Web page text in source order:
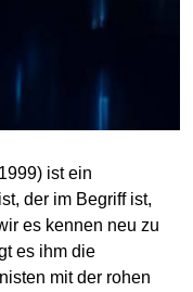
ist ein
der im Begriff ist,
es kennen neu zu
es ihm die
mit der rohen